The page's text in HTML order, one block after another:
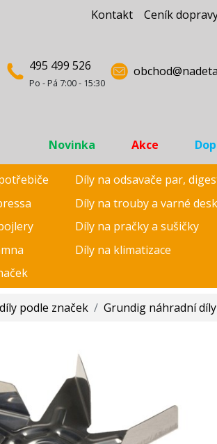
Kontakt Ceník
495 499 526
Po - Pá 7:00 - 15:30
Novinka Akce
Díly na odsavače par,
Díly na trouby a varné
Díly na pračky a sušičky
Díly na klimatizace
podle značek / Grundig náhradní díly